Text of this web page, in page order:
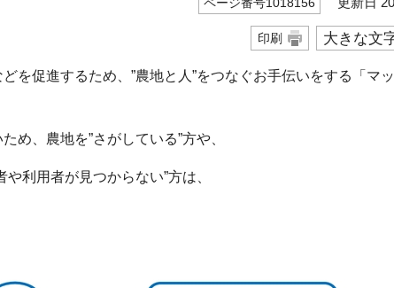
ページ番号1018156
印刷 大きな文
を促進するため、”農地と人”をつなぐお手伝いをする「マ
め、農地を”さがしている”方や、
利用者が見つからない”方は、